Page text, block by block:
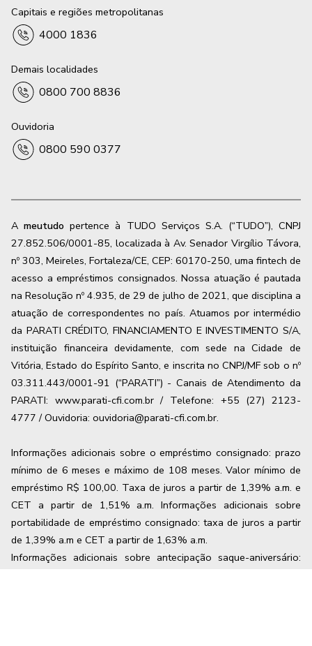
Capitais e regiões metropolitanas
4000 1836
Demais localidades
0800 700 8836
Ouvidoria
0800 590 0377
Ameutudo pertence à TUDO Serviços S.A. (“TUDO”), CNPJ
27.852.506/0001-85, localizada à Av. Senador Virgílio Távora,
nº 303, Meireles, Fortaleza/CE, CEP: 60170-250, uma fintech de
acesso a empréstimos consignados. Nossa atuação é pautada
na Resolução nº 4.935, de 29 de julho de 2021, que disciplina a
atuação de correspondentes no país. Atuamos por intermédio
da PARATI CRÉDITO, FINANCIAMENTO E INVESTIMENTO S/A,
instituição financeira devidamente, com sede na Cidade de
Vitória, Estado do Espírito Santo, e inscrita no CNPJ/MF sob o nº
03.311.443/0001-91 (“PARATI”) - Canais de Atendimento da
PARATI: www.parati-cfi.com.br / Telefone: +55 (27) 2123-
4777 / Ouvidoria: ouvidoria@parati-cfi.com.br.
Informações adicionais sobre o empréstimo consignado: prazo
mínimo de 6 meses e máximo de 108 meses. Valor mínimo de
empréstimo R$ 100,00. Taxa de juros a partir de 1,39% a.m. e
CET a partir de 1,51% a.m. Informações adicionais sobre
portabilidade de empréstimo consignado: taxa de juros a partir
de 1,39% a.m e CET a partir de 1,63% a.m.
Informações adicionais sobre antecipação saque-aniversário: